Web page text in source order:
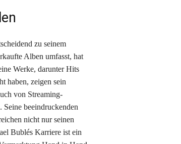
zu seinem
Alben umfasst, hat
Werke, darunter Hits
haben, zeigen sein
von Streaming-
beeindruckenden
nicht nur seinen
Bublés Karriere ist ein